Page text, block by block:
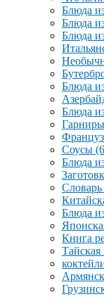
Блюда
Блюда
Блюда
Блюда
Блюда
Гарниры
Соусы
Блюда
Блюда
Книга
Тайская